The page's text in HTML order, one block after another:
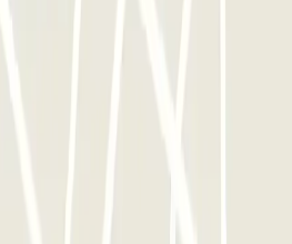
entrar y salir del parking todas
Opiniones